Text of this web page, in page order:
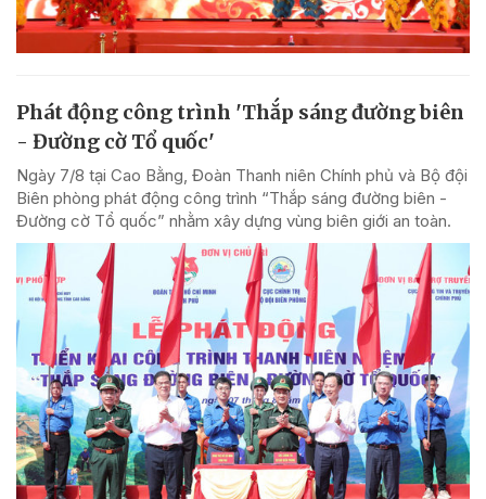
Phát động công trình 'Thắp sáng đường biên
- Đường cờ Tổ quốc'
Ngày 7/8 tại Cao Bằng, Đoàn Thanh niên Chính phủ và Bộ đội
Biên phòng phát động công trình “Thắp sáng đường biên -
Đường cờ Tổ quốc” nhằm xây dựng vùng biên giới an toàn.